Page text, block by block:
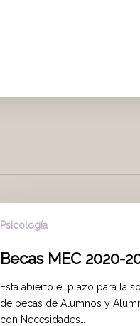
Psicología
Becas MEC 2020-
Está abierto el plazo para la
de becas de Alumnos y
con Necesidades…